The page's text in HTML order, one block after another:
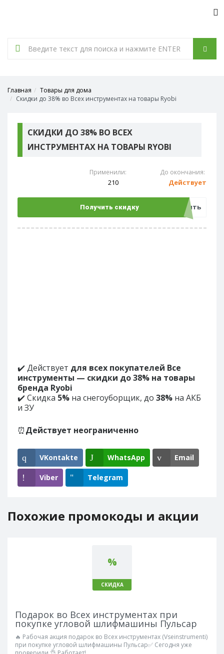
Главная
Товары для дома
Скидки до 38% во Всех инструментах на товары Ryobi
СКИДКИ ДО 38% ВО ВСЕХ
ИНСТРУМЕНТАХ НА ТОВАРЫ RYOBI
Применили:
210
До окончания:
Действует
Получить скидку Открыть
✔️ Действует для всех покупателей Все
инструменты — скидки до 38% на товары
бренда Ryobi
✔️ Скидка 5% на снегоуборщик, до 38% на АКБ
и ЗУ
⏰Действует неограниченно
VKontakte WhatsApp Email
Viber Telegram
Похожие промокоды и акции
%
СКИДКА
Подарок во Всех инструментах при
покупке угловой шлифмашины Пульсар
🔥 Рабочая акция подарок во Всех инструментах (Vseinstrumenti)
при покупке угловой шлифмашины Пульсар✅ Сегодня уже